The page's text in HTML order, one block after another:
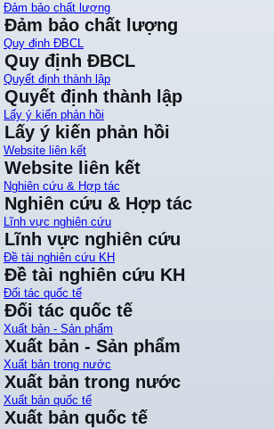
Đảm bảo chất lượng
Đảm bảo chất lượng
Quy định ĐBCL
Quy định ĐBCL
Quyết định thành lập
Quyết định thành lập
Lấy ý kiến phản hồi
Lấy ý kiến phản hồi
Website liên kết
Website liên kết
Nghiên cứu & Hợp tác
Nghiên cứu & Hợp tác
Lĩnh vực nghiên cứu
Lĩnh vực nghiên cứu
Đề tài nghiên cứu KH
Đề tài nghiên cứu KH
Đối tác quốc tế
Đối tác quốc tế
Xuất bản - Sản phẩm
Xuất bản - Sản phẩm
Xuất bản trong nước
Xuất bản trong nước
Xuất bản quốc tế
Xuất bản quốc tế